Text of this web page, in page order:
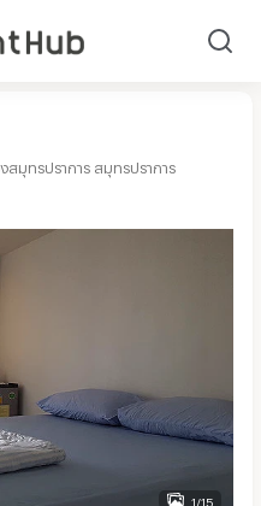
สมุทรปราการ สมุทรปราการ
1/15